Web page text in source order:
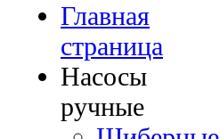
Главная
страница
Насосы
ручные